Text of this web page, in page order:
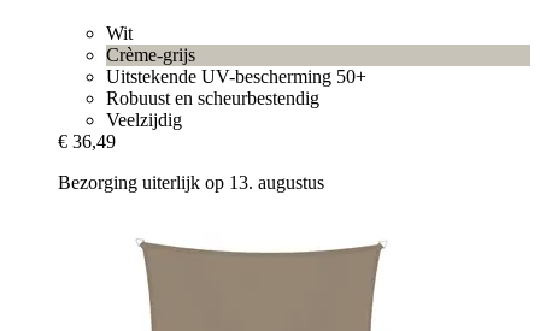
Wit
Crème-grijs
Uitstekende UV-bescherming 50+
Robuust en scheurbestendig
Veelzijdig
€ 36,49
Bezorging uiterlijk op 13. augustus